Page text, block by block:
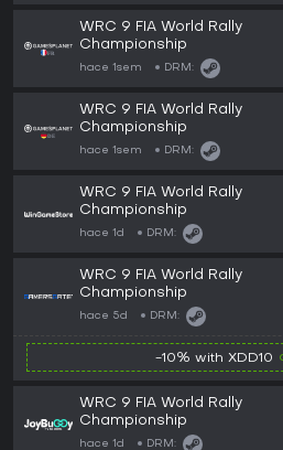
WRC 9 FIA World Rally
Championship
hace 1sem DRM:
WRC 9 FIA World Rally
Championship
hace 1sem DRM:
WRC 9 FIA World Rally
Championship
hace 1d DRM:
WRC 9 FIA World Rally
Championship
hace 5d DRM:
-10% with XDD10
WRC 9 FIA World Rally
Championship
hace 1d DRM: